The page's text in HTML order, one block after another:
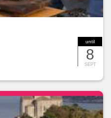
until
8
SEPT